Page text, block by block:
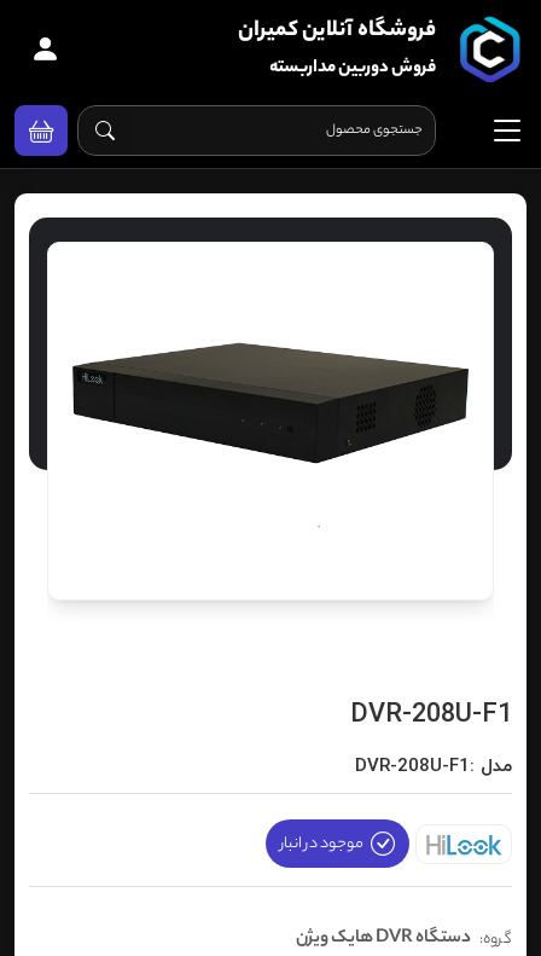
فروشگاه آنلاین کمیران
فروش دوربین مداربسته
DVR-208U-F1
مدل :DVR-208U-F1
موجود در انبار
گروه: دستگاه DVR هایک ویژن